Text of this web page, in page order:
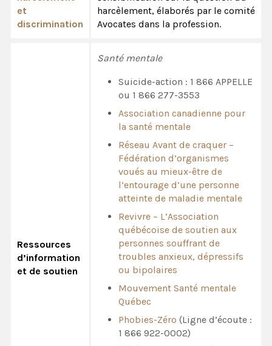
et
discrimination
harcèlement, élaborés par le comité
Avocates dans la profession.
Ressources
d’information
et de soutien
Santé mentale
Suicide-action : 1 866 APPELLE
ou 1 866 277-3553
Association canadienne pour
la santé mentale
Réseau Avant de craquer –
Fédération d’organismes
voués au mieux-être de
l’entourage d’une personne
atteinte de maladie mentale
Revivre – L’Association
québécoise de soutien aux
personnes souffrant de
troubles anxieux, dépressifs
ou bipolaires
Mouvement Santé mentale
Québec
Phobies-Zéro (Ligne d’écoute :
1 866 922-0002)